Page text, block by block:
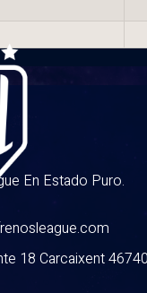
En Estado Puro.
18 Carcaixent